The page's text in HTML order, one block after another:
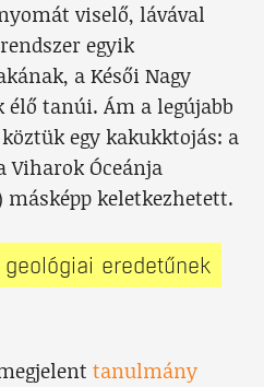
viselő, lávával
egyik
a Késői Nagy
élő tanúi. Ám a legújabb
egy kakukktojás: a
Viharok Óceánja
másképp keletkezhetett.
eredetűnek
tanulmány